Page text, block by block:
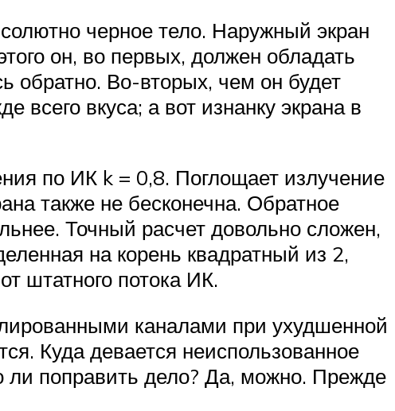
черное тело. Наружный экран
он, во первых, должен обладать
обратно. Во-вторых, чем он будет
всего вкуса; а вот изнанку экрана в
по ИК k = 0,8. Поглощает излучение
также не бесконечна. Обратное
Точный расчет довольно сложен,
на корень квадратный из 2,
штатного потока ИК.
каналами при ухудшенной
Куда девается неиспользованное
ли поправить дело? Да, можно. Прежде